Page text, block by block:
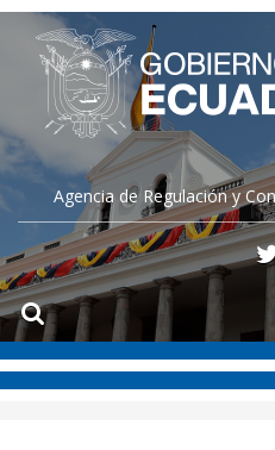
Agencia de Regulación y